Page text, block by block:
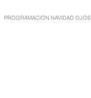
PROGRAMACIÓN NAVIDAD OJÓS